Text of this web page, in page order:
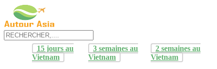
15 jours au
Vietnam
3 semaines au
Vietnam
2 semaines au
Vietnam